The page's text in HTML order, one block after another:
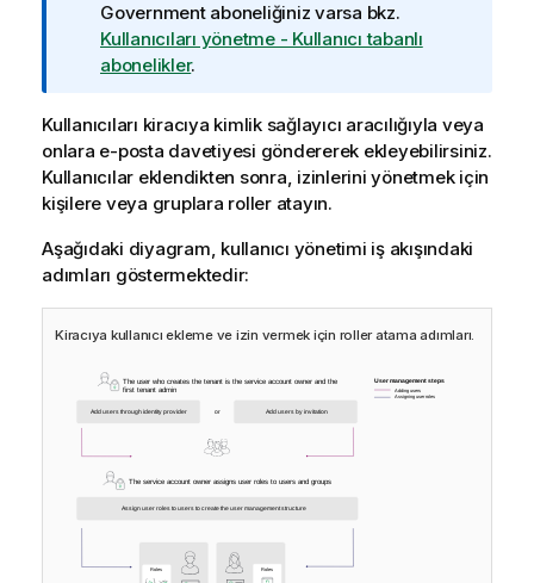
n
o
t
Governmentaboneliğiniz varsa bkz.
Kullanıcıları yönetme - Kullanıcı tabanlı
abonelikler.
Kullanıcıları kiracıya kimlik sağlayıcı aracılığıyla veya
onlara e-posta davetiyesi göndererek ekleyebilirsiniz.
Kullanıcılar eklendikten sonra, izinlerini yönetmek için
kişilere veya gruplara roller atayın.
Aşağıdaki diyagram, kullanıcı yönetimi iş akışındaki
adımları göstermektedir:
Kiracıya kullanıcı ekleme ve izin vermek için roller atama adımları.